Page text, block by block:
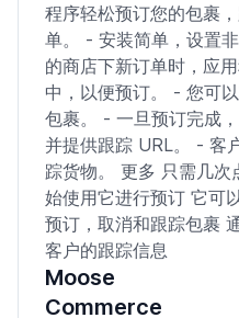
程序轻松预订您的包裹
单。 - 安装简单，设置
的商店下新订单时，应
中，以便预订。 - 您可
包裹。 - 一旦预订完成
并提供跟踪 URL。 - 客
踪货物。 更多 只需几
始使用它进行预订 它可
预订，取消和跟踪包裹
客户的跟踪信息
Moose
Commerce